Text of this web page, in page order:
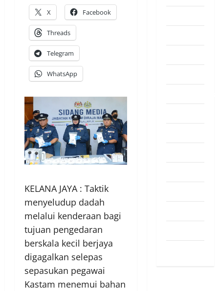
X Facebook
Threads
Telegram
WhatsApp
KELANA JAYA : Taktik
menyeludup dadah
melalui kenderaan bagi
tujuan pengedaran
berskala kecil berjaya
digagalkan selepas
sepasukan pegawai
Kastam menemui bahan